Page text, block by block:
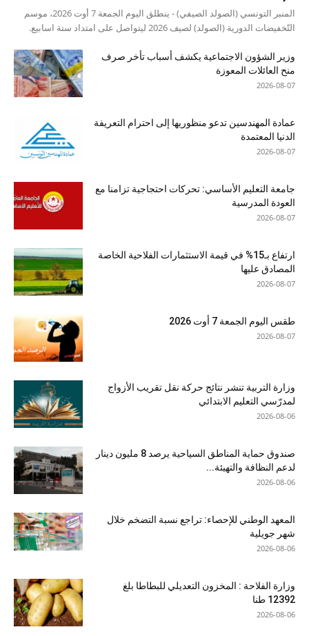
المنبر التونسي (الصولد الصيفي) - ينطلق اليوم الجمعة 7 أوت 2026، موسم
التّخفيضات الدورية (الصولد) لصيف 2026 ليتواصل على امتداد ستة اسابيع.
وزير الشؤون الاجتماعية يكشف أسباب تأخر صرف
منح العائلات المعوزة
2026-08-07
عمادة المهندسين تدعو منظوريها إلى احترام التعريفة
الدنيا المعتمدة
2026-08-07
جامعة التعليم الأساسي: تحركات احتجاجية تزامنا مع
العودة المدرسية
2026-08-07
ارتفاع بـ15% في قيمة الاستثمارات الفلاحية الخاصة
المصادق عليها
2026-08-07
طقس اليوم الجمعة 7 أوت 2026
2026-08-07
وزارة التربية تنشر نتائج حركة نقل تقريب الأزواج
لمدرّسي التعليم الابتدائي
2026-08-06
صندوق حماية المناطق السياحية يرصد 8 مليون دينار
لدعم النظافة والتهيئة...
2026-08-06
المعهد الوطني للإحصاء: تراجع نسبة التضخم خلال
شهر جويلية
2026-08-06
وزارة الفلاحة : المخزون التعديلي للبطاطا بلغ
12392 طنا
2026-08-06